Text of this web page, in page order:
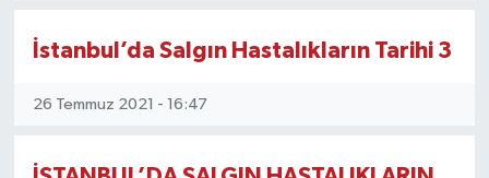
İstanbul’da Salgın Hastalıkların Tarihi 3
26 Temmuz 2021 - 16:47